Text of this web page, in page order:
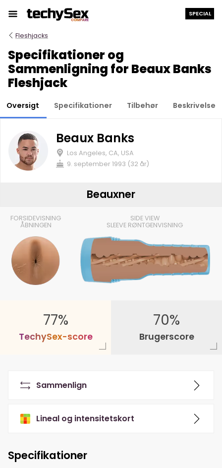
indholdet
SPECIAL
Fleshjacks
Specifikationer og
Sammenligning for Beaux Banks
Fleshjack
Oversigt Specifikationer Tilbehør Beskrivelse
FORSIDEVISNING
ÅBNINGEN
SIDE VIEW
SLEEVE RØNTGENVISNING
77%
TechySex-score
70%
Brugerscore
Sammenlign
Lineal og intensitetskort
Specifikationer
Beaux Banks
Los Angeles, CA, USA
9. september 1993 (32 år)
Beauxner